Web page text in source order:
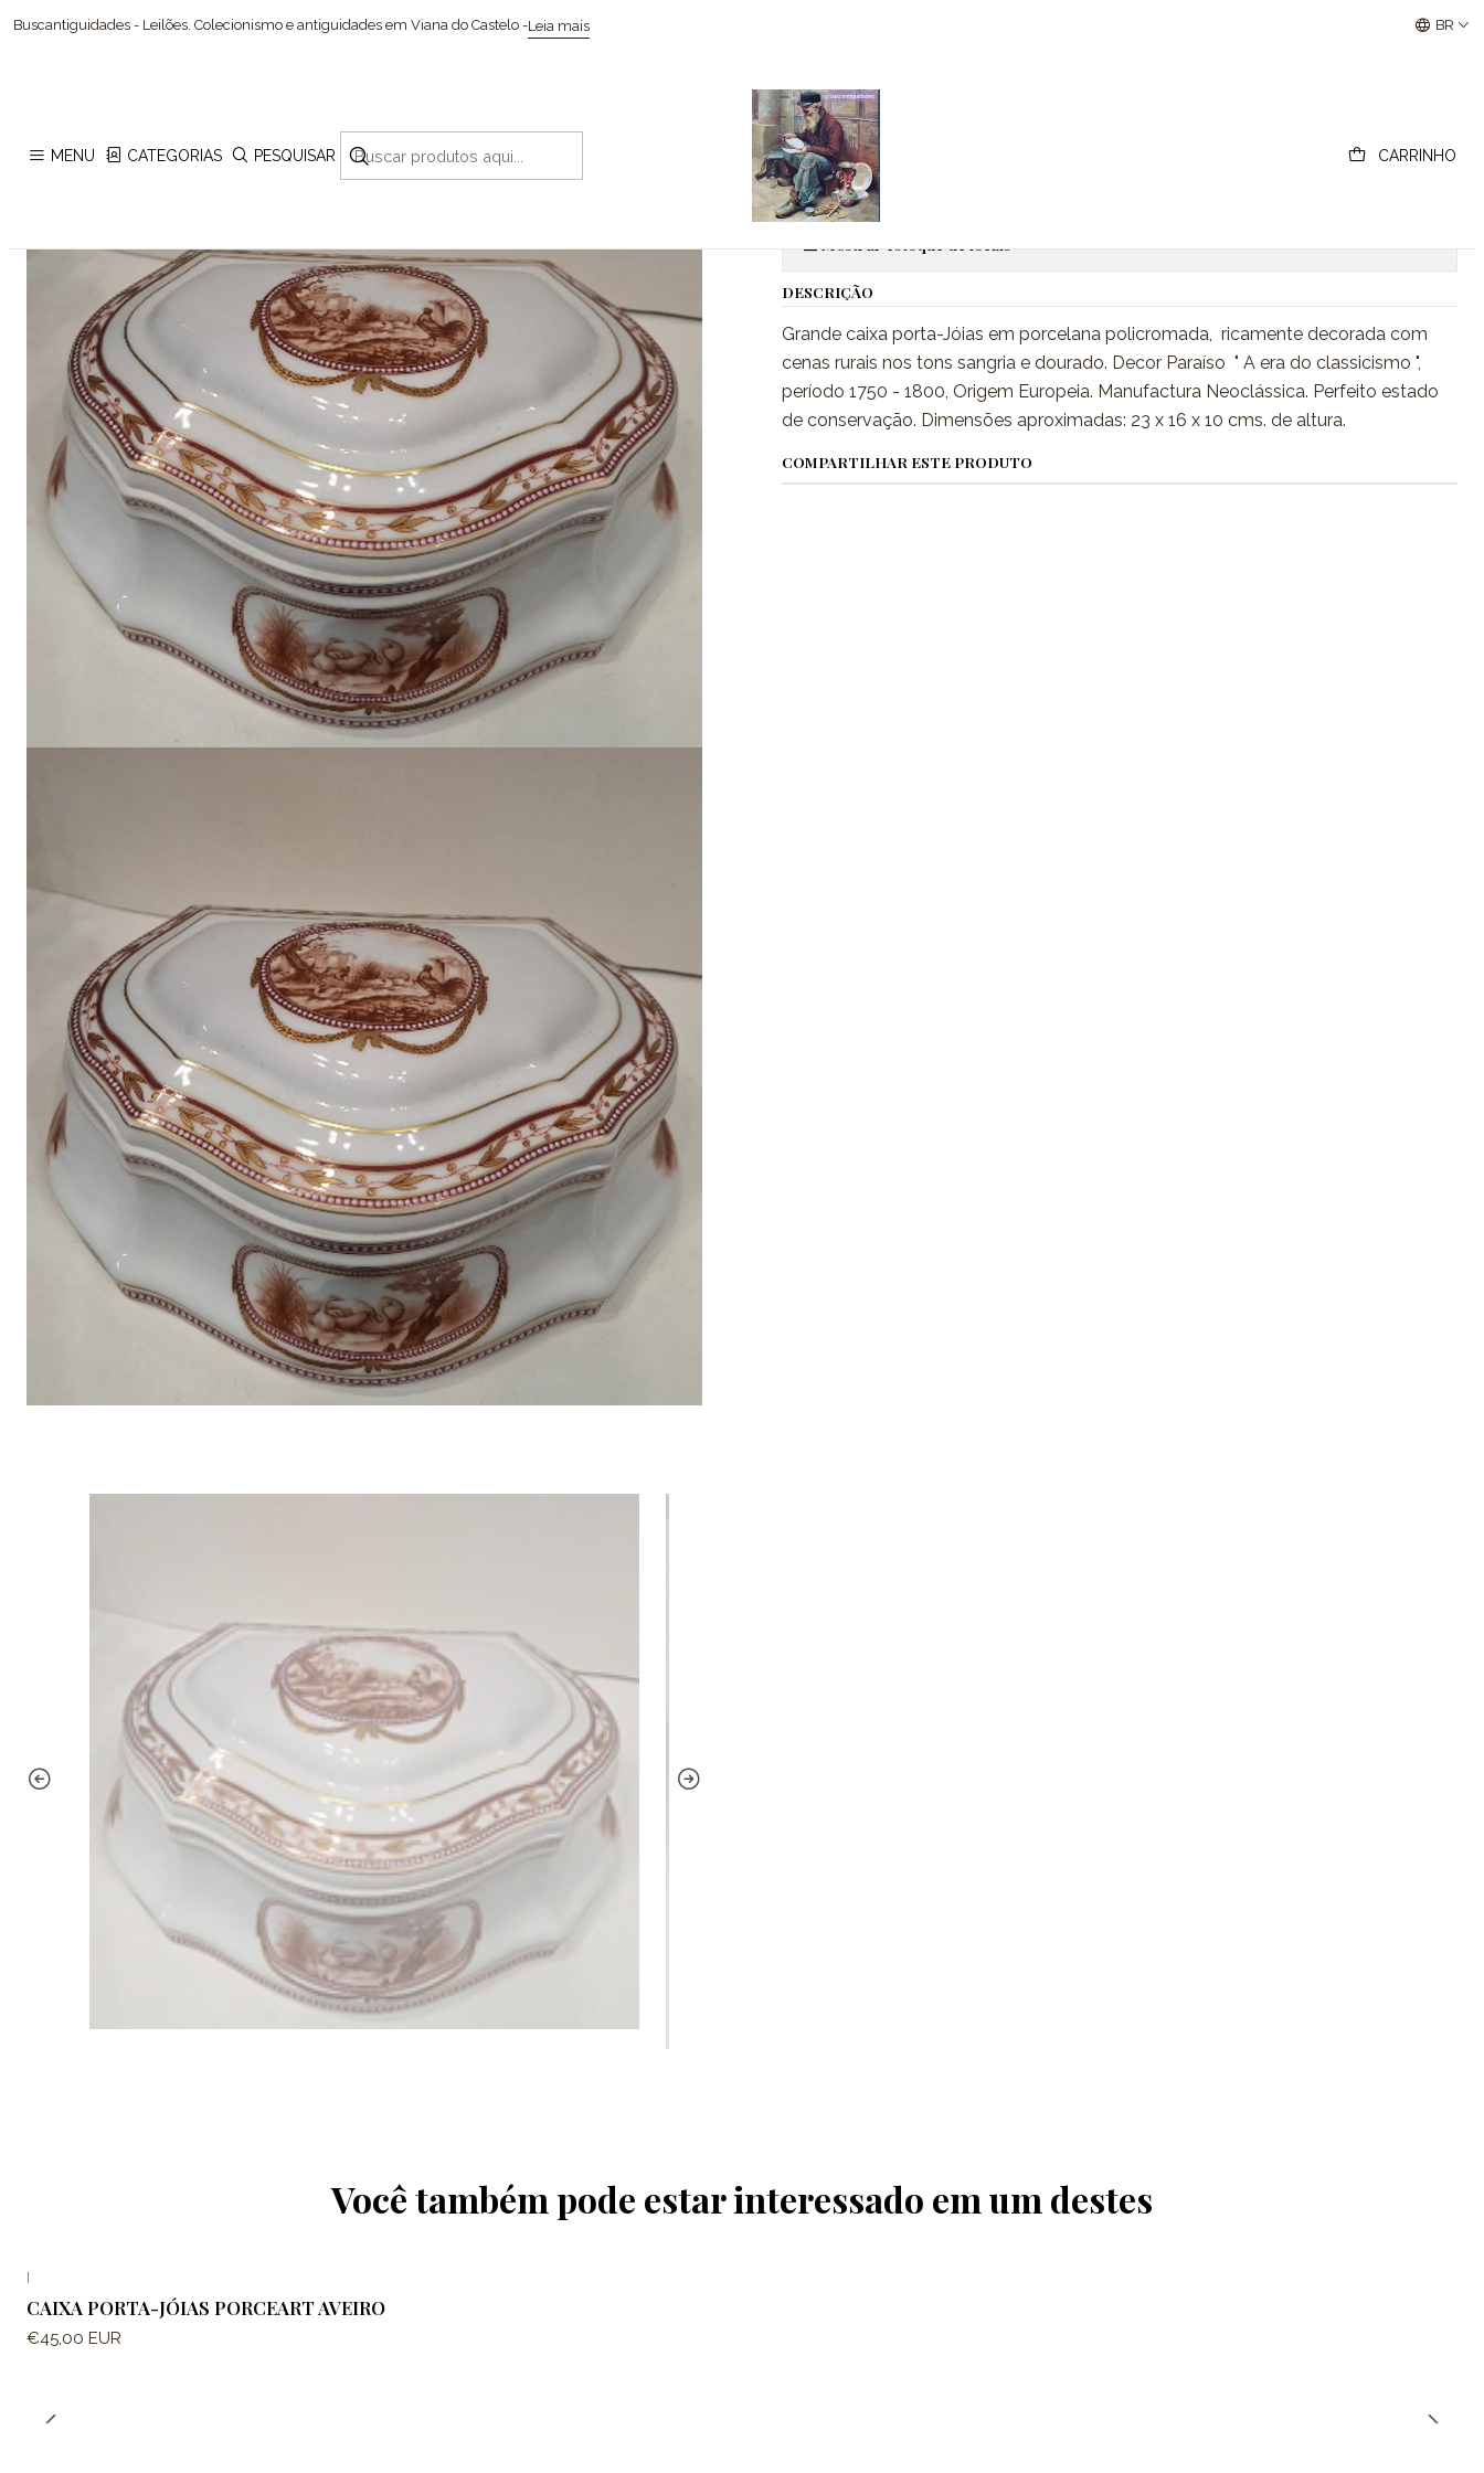
MENU CATEGORIAS PESQUISAR CARRINHO
Buscantiguidades - Leilões. Colecionismo e antiguidades em Viana do Castelo -Leia mais Buscantiguidades - Leilões Colecionismo e BR
Início Cerâmicas
|
Caixa porta-Jóias, era do classicismo.
Quantidade
Mostrar estoque de locais
DESCRIÇÃO
Grande caixa porta-Jóias em porcelana policromada, ricamente decorada com
cenas rurais nos tons sangria e dourado. Decor Paraíso " A era do classicismo ",
período 1750 - 1800, Origem Europeia. Manufactura Neoclássica. Perfeito estado
de conservação. Dimensões aproximadas: 23 x 16 x 10 cms. de altura.
COMPARTILHAR ESTE PRODUTO
Você também pode estar interessado em um destes
|
CAIXA PORTA-JÓIAS PORCEART AVEIRO
€45,00 EUR